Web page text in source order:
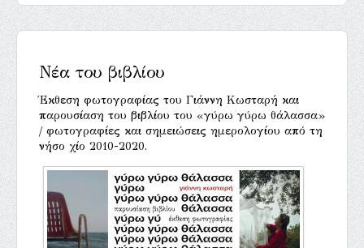
Νέα του βιβλίου
Έκθεση φωτογραφίας του Γιάννη Κωσταρή και
παρουσίαση του βιβλίου του «γύρω γύρω θάλασσα»
/ φωτογραφίες και σημειώσεις ημερολογίου από τη
νήσο χίο 2010-2020.